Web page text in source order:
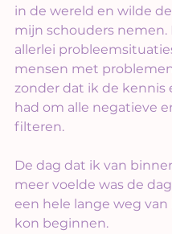
in de wereld en wilde
mijn schouders nemen.
allerlei
mensen met
zonder dat ik de kennis
had om alle negatieve
filteren.
De dag dat ik van
meer voelde was de
een hele lange weg van
kon beginnen.